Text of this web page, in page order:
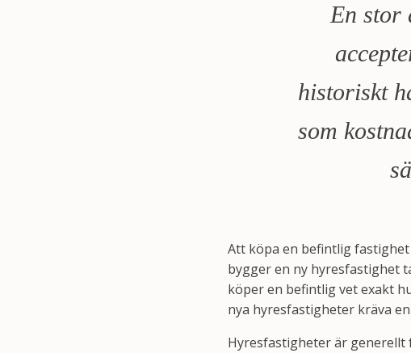
En stor
historiskt
som
Att köpa en befintlig
bygger en ny hyresfastighet
köper en befintlig vet exakt
nya hyresfastigheter kräva
Hyresfastigheter är generellt